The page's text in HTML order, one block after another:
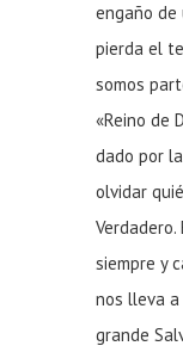
engaño de
pierda el
somos
«Reino de
dado por
olvidar
siempre y
nos lleva
grande